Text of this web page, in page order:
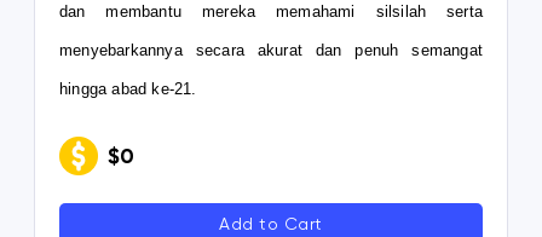
dan membantu mereka memahami silsilah serta
menyebarkannya secara akurat dan penuh semangat
hingga abad ke-21.
$0
Add to Cart